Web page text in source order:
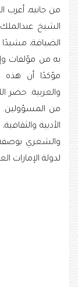
من جانبه، أعرب
الشيخ
الضيافة، مشيدًا
به من مؤلفات
مؤكدًا أن هذه
والعربية. حضر
من المسؤولين.
الأدبية
والشعري بوصفه
لدولة الإمارات